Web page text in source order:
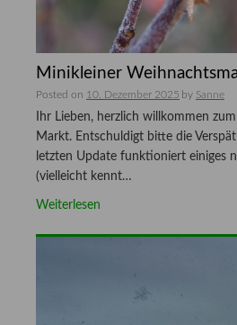
Minikleiner
Posted on 10. Dezember 2025 by Sanne
Ihr Lieben, herzlich willkommen
Markt. Entschuldigt bitte die
letzten Update funktioniert einiges
(vielleicht kennt…
Weiterlesen